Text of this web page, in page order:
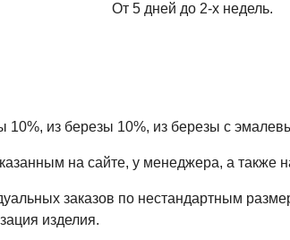
От 5 дней до 2-х недель.
10%, из березы 10%, из березы с
на сайте, у менеджера, а также
заказов по нестандартным
изделия.